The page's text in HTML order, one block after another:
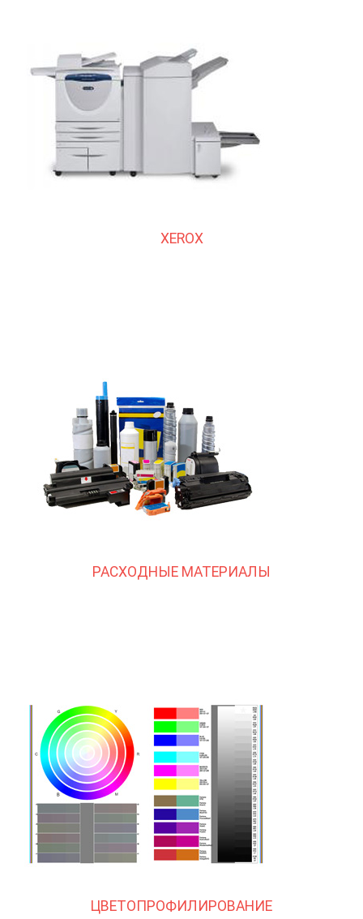
XEROX
РАСХОДНЫЕ МАТЕРИАЛЫ
ЦВЕТОПРОФИЛИРОВАНИЕ